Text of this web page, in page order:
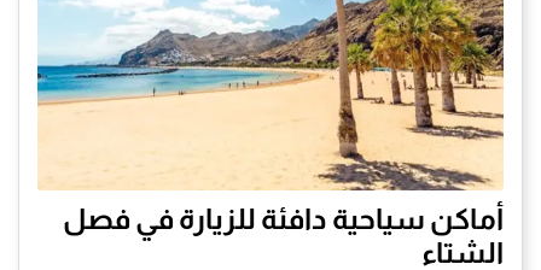
أماكن سياحية دافئة للزيارة في فصل
الشتاء